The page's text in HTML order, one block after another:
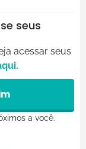
seus
acessar seus
a você.